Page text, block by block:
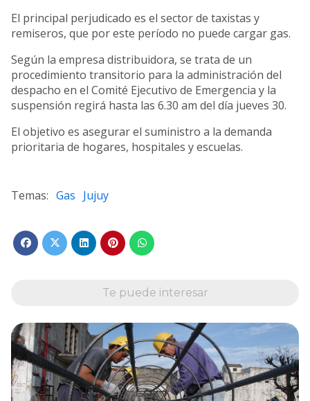
El principal perjudicado es el sector de taxistas y
remiseros, que por este período no puede cargar gas.
Según la empresa distribuidora, se trata de un
procedimiento transitorio para la administración del
despacho en el Comité Ejecutivo de Emergencia y la
suspensión regirá hasta las 6.30 am del día jueves 30.
El objetivo es asegurar el suministro a la demanda
prioritaria de hogares, hospitales y escuelas.
Gas Jujuy
Te puede interesar